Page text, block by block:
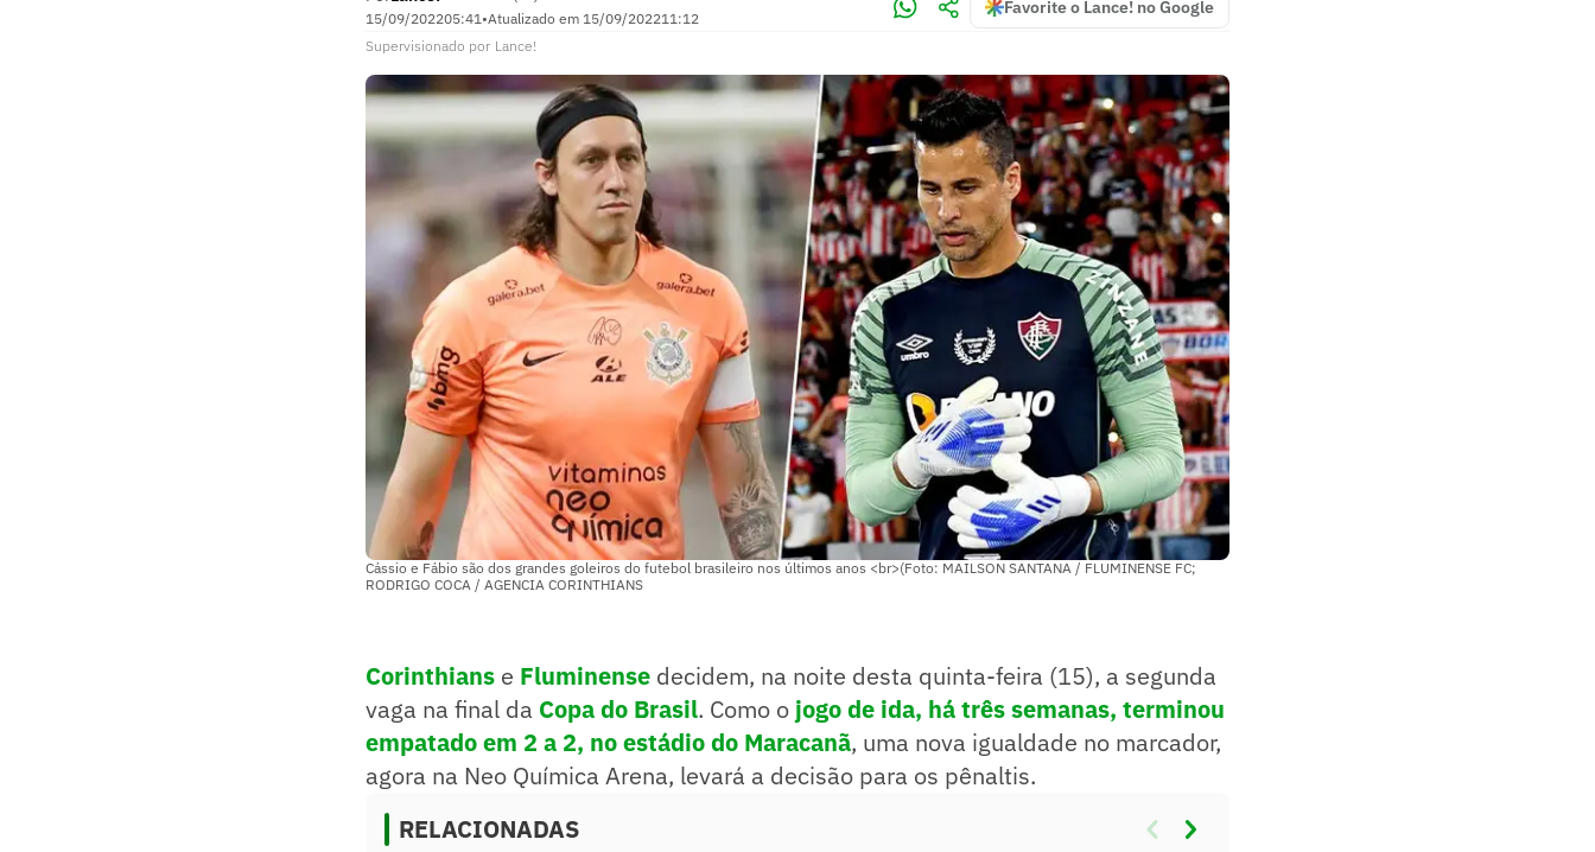
15/09/202205:41•Atualizado em 15/09/202211:12
Favorite o Lance! no Google
Supervisionado por Lance!
Cássio e Fábio são dos grandes goleiros do futebol brasileiro nos últimos anos <br>(Foto: MAILSON SANTANA / FLUMINENSE FC;
RODRIGO COCA / AGENCIA CORINTHIANS
Corinthians e Fluminense decidem, na noite desta quinta-feira (15), a segunda
vaga na final da Copa do Brasil. Como o jogo de ida, há três semanas, terminou
empatado em 2 a 2, no estádio do Maracanã, uma nova igualdade no marcador,
agora na Neo Química Arena, levará a decisão para os pênaltis.
RELACIONADAS